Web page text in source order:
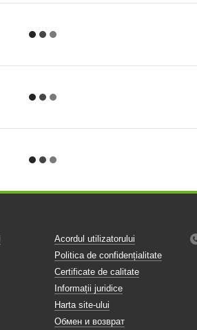
Acordul utilizatorului
Politica de confidențialitate
Certificate de calitate
Informații juridice
Harta site-ului
Обмен и возврат